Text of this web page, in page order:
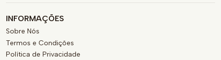
INFORMAÇÕES
Sobre Nós
Termos e Condições
Política de Privacidade